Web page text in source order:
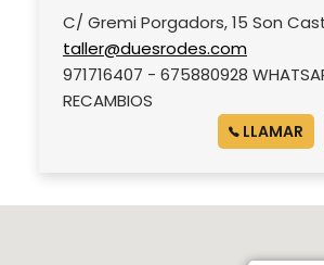
C/ Gremi Porgadors, 15 Son
taller@duesrodes.com
971716407 - 675880928
RECAMBIOS
LLAMAR